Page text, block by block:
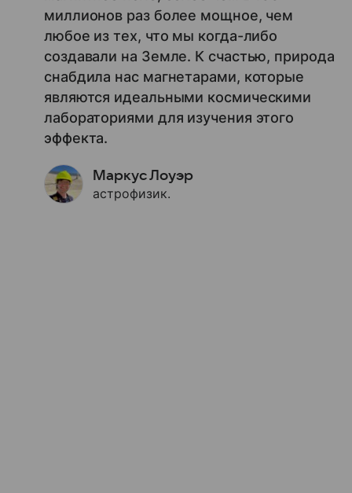
миллионов раз более мощное, чем
любое из тех, что мы когда-либо
создавали на Земле. К счастью, природа
снабдила нас магнетарами, которые
являются идеальными космическими
лабораториями для изучения этого
эффекта.
Маркус Лоуэр
астрофизик.